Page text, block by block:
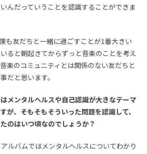
んだっていうことを認識することができま
僕も友だちと一緒に過ごすことが1番大きい
ると朝起きてからずっと音楽のことを考え
楽のコミュニティとは関係のない友だちと
だと思います。
メンタルヘルスや自己認識が大きなテーマ
が、そもそもそういった問題を認識して、
のはいつ頃なのでしょうか？
アルバムではメンタルヘルスについてわかり